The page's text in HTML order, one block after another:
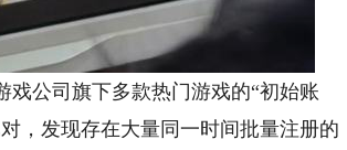
公司旗下多款热门游戏的“初始账
，发现存在大量同一时间批量注册的